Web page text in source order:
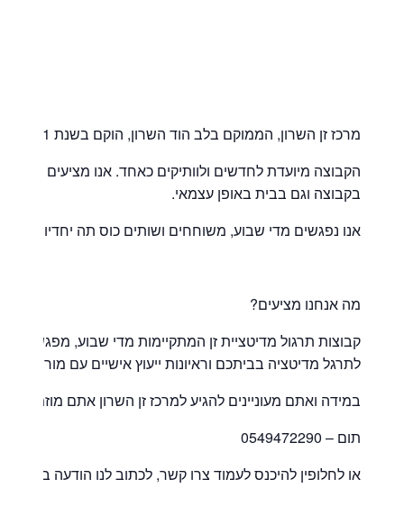
מרכז זן השרון, הממוקם בלב הוד השרון, הוקם בשנת 2001 ומכוון להעמקת תרגול הזן והמדיטציה בחיי היום יום.
הקבוצה מיועדת לחדשים ולוותיקים כאחד. אנו מציעים
בקבוצה וגם בבית באופן עצמאי.
אנו נפגשים מדי שבוע, משוחחים ושותים כוס תה יחדיו
מה אנחנו מציעים?
לתרגל מדיטציה בביתכם וראיונות ייעוץ אישיים עם מורה הזן.
במידה ואתם מעוניינים להגיע למרכז זן השרון אתם מוזמנים
תום – 0549472290
או לחלופין להיכנס לעמוד צרו קשר, לכתוב לנו הודעה באתר